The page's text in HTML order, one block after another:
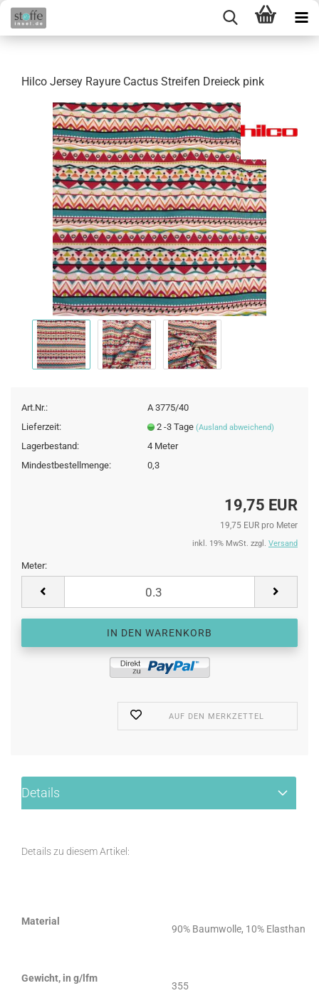
Hilco Jersey Rayure Cactus Streifen Dreieck pink
Art.Nr.:
A 3775/40
Lieferzeit:
2 -3 Tage (Ausland abweichend)
Lagerbestand: 4 Meter
Mindestbestellmenge:
0,3
19,75 EUR
19,75 EUR pro Meter
inkl. 19% MwSt. zzgl. Versand
Meter:
AUF DEN MERKZETTEL
Details
Details zu diesem Artikel:
Material
90% Baumwolle, 10% Elasthan
Gewicht, in g/lfm
355